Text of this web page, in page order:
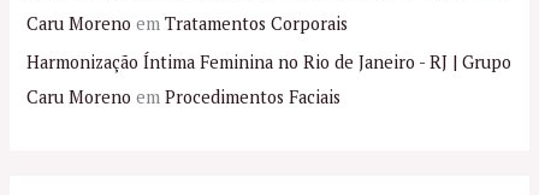
Caru Moreno emTratamentos Corporais
Harmonização Íntima Feminina no Rio de Janeiro - RJ | Grupo
Caru Moreno emProcedimentos Faciais